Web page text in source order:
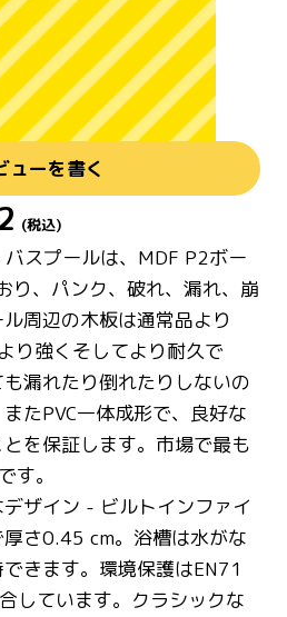
ューを書く
(税込)
スプールは、MDF P2ボー
り、パンク、破れ、漏れ、崩
周辺の木板は通常品より
り強くそしてより耐久で
漏れたり倒れたりしないの
たPVC一体成形で、良好な
を保証します。市場で最も
す。
ザイン - ビルトインファイ
さ0.45 cm。浴槽は水がな
きます。環境保護はEN71
しています。クラシックな